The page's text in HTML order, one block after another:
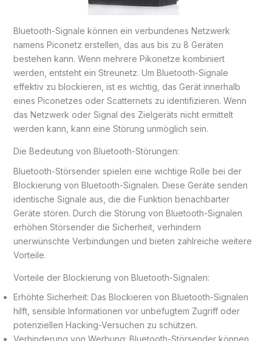
Bluetooth-Signale können ein verbundenes Netzwerk
namens Piconetz erstellen, das aus bis zu 8 Geräten
bestehen kann. Wenn mehrere Pikonetze kombiniert
werden, entsteht ein Streunetz. Um Bluetooth-Signale
effektiv zu blockieren, ist es wichtig, das Gerät innerhalb
eines Piconetzes oder Scatternets zu identifizieren. Wenn
das Netzwerk oder Signal des Zielgeräts nicht ermittelt
werden kann, kann eine Störung unmöglich sein.
Die Bedeutung von Bluetooth-Störungen:
Bluetooth-Störsender spielen eine wichtige Rolle bei der
Blockierung von Bluetooth-Signalen. Diese Geräte senden
identische Signale aus, die die Funktion benachbarter
Geräte stören. Durch die Störung von Bluetooth-Signalen
erhöhen Störsender die Sicherheit, verhindern
unerwünschte Verbindungen und bieten zahlreiche weitere
Vorteile.
Vorteile der Blockierung von Bluetooth-Signalen:
Erhöhte Sicherheit: Das Blockieren von Bluetooth-Signalen
hilft, sensible Informationen vor unbefugtem Zugriff oder
potenziellen Hacking-Versuchen zu schützen.